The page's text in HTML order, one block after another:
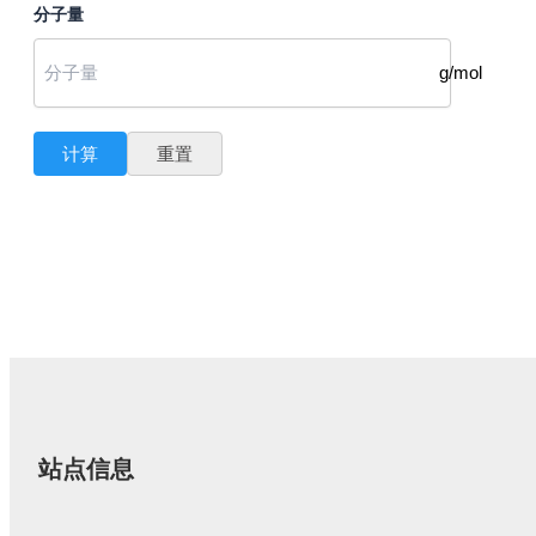
分子量
g/mol
计算 重置
站点信息